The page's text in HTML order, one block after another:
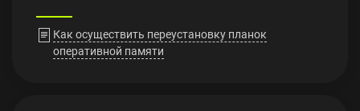
Как осуществить переустановку планок
оперативной памяти